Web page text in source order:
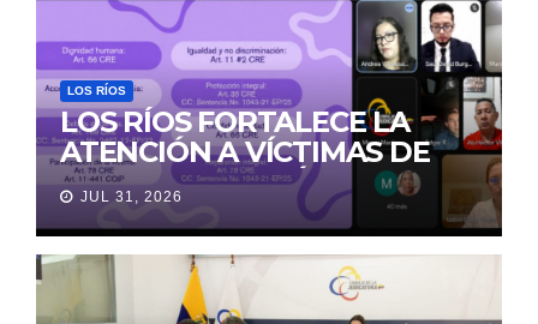
LOS RÍOS
LOS RÍOS FORTALECE LA
ATENCIÓN A VÍCTIMAS DE
VIOLENCIA DE GÉNERO
PARA EVITAR LA
REVICTIMIZACIÓN
JUL 31, 2026